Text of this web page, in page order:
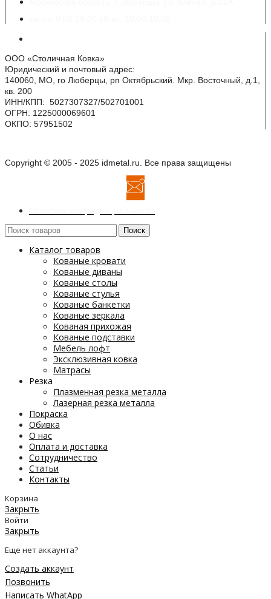
ООО «Столичная Ковка»
Юридический и почтовый адрес:
140060, МО, го Люберцы, рп Октябрьский. Мкр. Восточный, д.1,
кв. 200
ИНН/КПП: 5027307327/502701001
ОГРН: 1225000069601
ОКПО: 57951502
Copyright © 2005 - 2025 idmetal.ru. Все права защищены
Поиск
Каталог товаров
Кованые кровати
Кованые диваны
Кованые столы
Кованые стулья
Кованые банкетки
Кованые зеркала
Кованая прихожая
Кованые подставки
Мебель лофт
Эксклюзивная ковка
Матрасы
Резка
Плазменная резка металла
Лазерная резка металла
Покраска
Обивка
О нас
Оплата и доставка
Сотрудничество
Статьи
Контакты
Корзина
Закрыть
Войти
Закрыть
Еще нет аккаунта?
Создать аккаунт
Позвонить
Написать WhatApp